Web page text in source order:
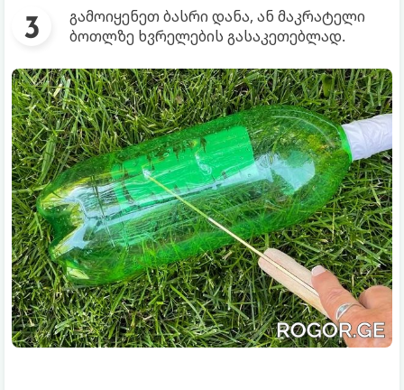
გამოიყენეთ ბასრი დანა, ან მაკრატელი
ბოთლზე ხვრელების გასაკეთებლად.